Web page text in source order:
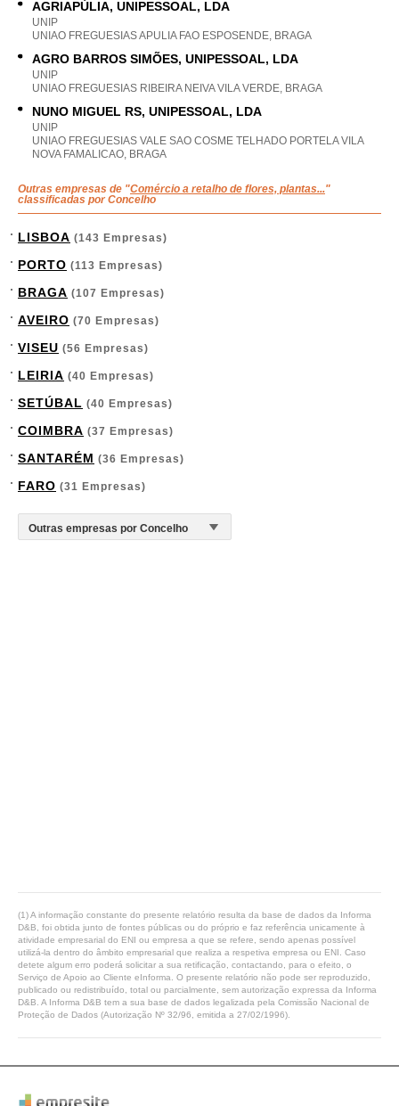
AGRIAPÚLIA, UNIPESSOAL, LDA
UNIP
UNIAO FREGUESIAS APULIA FAO ESPOSENDE, BRAGA
AGRO BARROS SIMÕES, UNIPESSOAL, LDA
UNIP
UNIAO FREGUESIAS RIBEIRA NEIVA VILA VERDE, BRAGA
NUNO MIGUEL RS, UNIPESSOAL, LDA
UNIP
UNIAO FREGUESIAS VALE SAO COSME TELHADO PORTELA VILA
NOVA FAMALICAO, BRAGA
Outras empresas de "Comércio a retalho de flores, plantas..."
classificadas por Concelho
LISBOA (143 Empresas)
PORTO (113 Empresas)
BRAGA (107 Empresas)
AVEIRO (70 Empresas)
VISEU (56 Empresas)
LEIRIA (40 Empresas)
SETÚBAL (40 Empresas)
COIMBRA (37 Empresas)
SANTARÉM (36 Empresas)
FARO (31 Empresas)
(1) A informação constante do presente relatório resulta da base de dados da Informa
D&B, foi obtida junto de fontes públicas ou do próprio e faz referência unicamente à
atividade empresarial do ENI ou empresa a que se refere, sendo apenas possível
utilizá-la dentro do âmbito empresarial que realiza a respetiva empresa ou ENI. Caso
detete algum erro poderá solicitar a sua retificação, contactando, para o efeito, o
Serviço de Apoio ao Cliente eInforma. O presente relatório não pode ser reproduzido,
publicado ou redistribuído, total ou parcialmente, sem autorização expressa da Informa
D&B. A Informa D&B tem a sua base de dados legalizada pela Comissão Nacional de
Proteção de Dados (Autorização Nº 32/96, emitida a 27/02/1996).